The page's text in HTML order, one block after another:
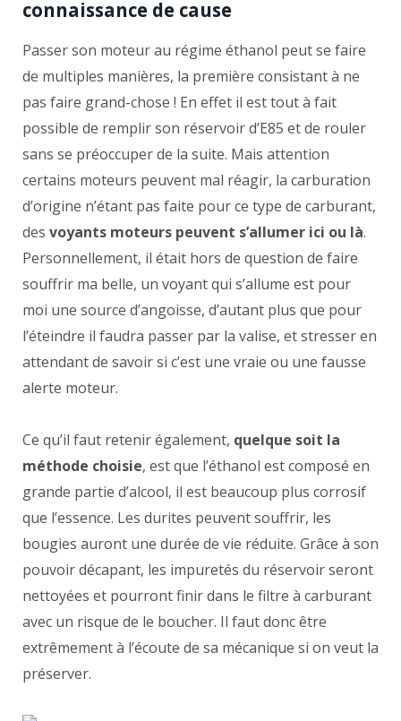
connaissance de cause
Passer son moteur au régime éthanol peut se faire
de multiples manières, la première consistant à ne
pas faire grand-chose ! En effet il est tout à fait
possible de remplir son réservoir d’E85 et de rouler
sans se préoccuper de la suite. Mais attention
certains moteurs peuvent mal réagir, la carburation
d’origine n’étant pas faite pour ce type de carburant,
des voyants moteurs peuvent s’allumer ici ou là.
Personnellement, il était hors de question de faire
souffrir ma belle, un voyant qui s’allume est pour
moi une source d’angoisse, d’autant plus que pour
l’éteindre il faudra passer par la valise, et stresser en
attendant de savoir si c’est une vraie ou une fausse
alerte moteur.
Ce qu’il faut retenir également, quelque soit la
méthode choisie, est que l’éthanol est composé en
grande partie d’alcool, il est beaucoup plus corrosif
que l’essence. Les durites peuvent souffrir, les
bougies auront une durée de vie réduite. Grâce à son
pouvoir décapant, les impuretés du réservoir seront
nettoyées et pourront finir dans le filtre à carburant
avec un risque de le boucher. Il faut donc être
extrêmement à l’écoute de sa mécanique si on veut la
préserver.